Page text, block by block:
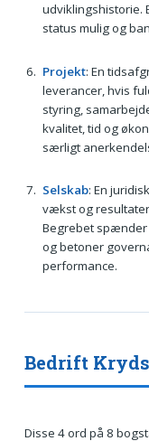
udviklingshistorie.
status mulig og
Projekt: En
leverancer, hvis
styring,
kvalitet, tid og
særligt
Selskab: En
vækst og
Begrebet
og betoner
performance.
Bedrift
Disse 4 ord på 8